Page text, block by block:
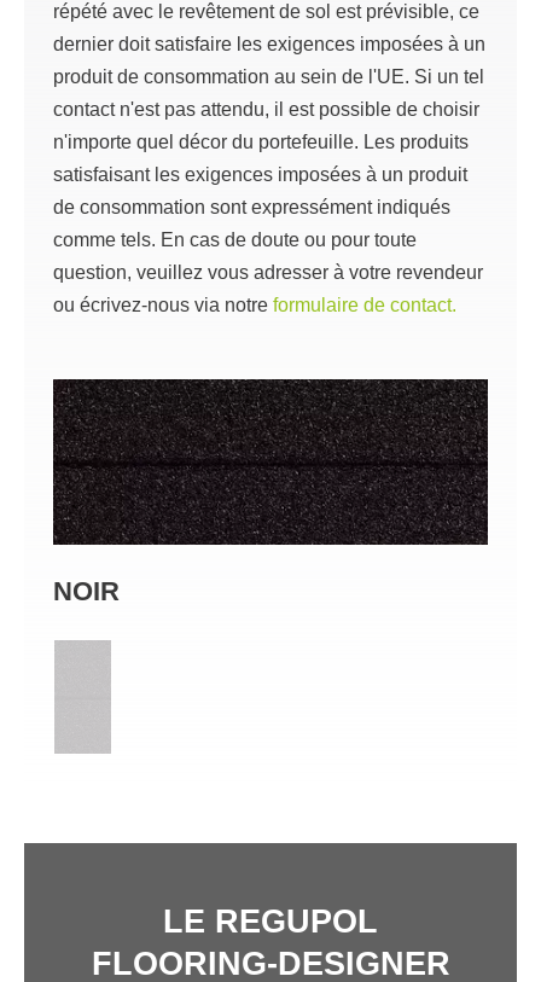
répété avec le revêtement de sol est prévisible, ce
dernier doit satisfaire les exigences imposées à un
produit de consommation au sein de l'UE. Si un tel
contact n'est pas attendu, il est possible de choisir
n'importe quel décor du portefeuille. Les produits
satisfaisant les exigences imposées à un produit
de consommation sont expressément indiqués
comme tels. En cas de doute ou pour toute
question, veuillez vous adresser à votre revendeur
ou écrivez-nous via notre formulaire de contact.
NOIR
LE REGUPOL
FLOORING-DESIGNER